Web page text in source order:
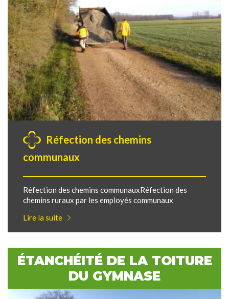
Réfection des chemins
communaux
Réfection des chemins communauxRéfection des
chemins ruraux par les employés communaux
Lire la suite
ÉTANCHÉITÉ DE LA TOITURE
DU GYMNASE